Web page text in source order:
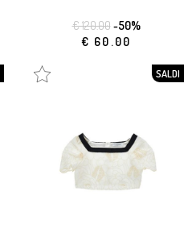
€ 120.00-50%
€ 60.00
SALDI